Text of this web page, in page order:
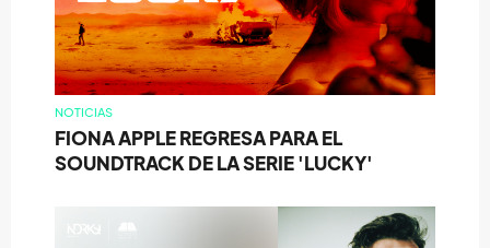
NOTICIAS
FIONA APPLE REGRESA PARA EL
SOUNDTRACK DE LA SERIE 'LUCKY'